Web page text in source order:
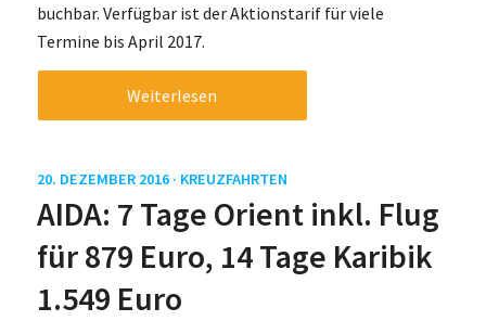
buchbar. Verfügbar ist der Aktionstarif für viele
Termine bis April 2017.
Weiterlesen
20. DEZEMBER 2016 · KREUZFAHRTEN
AIDA: 7 Tage Orient inkl. Flug
für 879 Euro, 14 Tage Karibik
1.549 Euro